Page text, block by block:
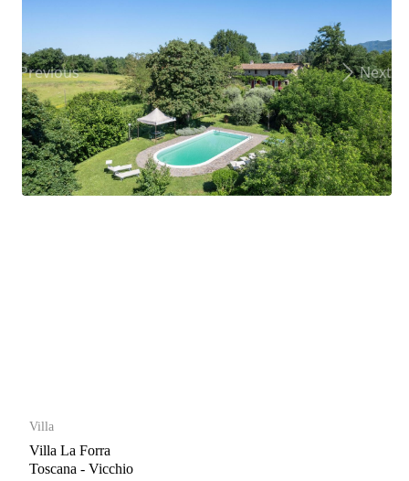
Previous Next
Villa
Villa La Forra
Toscana - Vicchio